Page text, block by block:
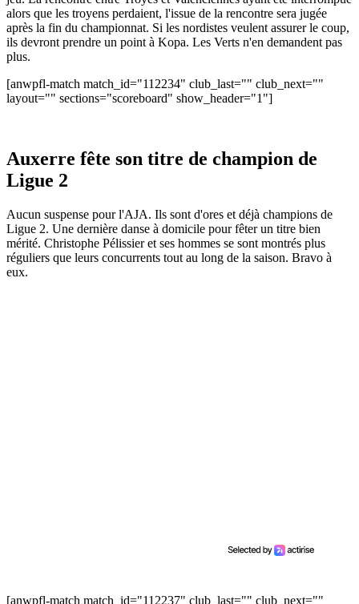
alors que les troyens perdaient, l'issue de la rencontre sera jugée
après la fin du championnat. Si les nordistes veulent assurer le coup,
ils devront prendre un point à Kopa. Les Verts n'en demandent pas
plus.
[anwpfl-match match_id="112234" club_last="" club_next=""
layout="" sections="scoreboard" show_header="1"]
Auxerre fête son titre de champion de
Ligue 2
Aucun suspense pour l'AJA. Ils sont d'ores et déjà champions de
Ligue 2. Une dernière danse à domicile pour fêter un titre bien
mérité. Christophe Pélissier et ses hommes se sont montrés plus
réguliers que leurs concurrents tout au long de la saison. Bravo à
eux.
[anwpfl-match match_id="112237" club_last="" club_next=""